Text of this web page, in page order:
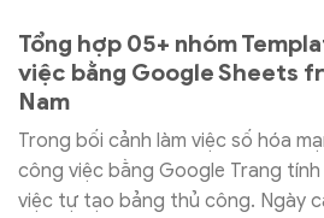
Tổng hợp 05+ nhóm
việc bằng Google Sheets
Nam
Trong bối cảnh làm việc số hóa
công việc bằng Google Trang
việc tự tạo bảng thủ công. Ngày